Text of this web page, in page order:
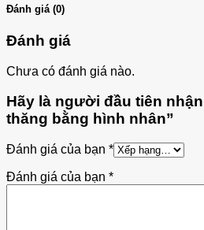
Đánh giá (0)
Đánh giá
Chưa có đánh giá nào.
Hãy là người đầu tiên
thăng bằng hình nhân”
Đánh giá của bạn *
Đánh giá của bạn *